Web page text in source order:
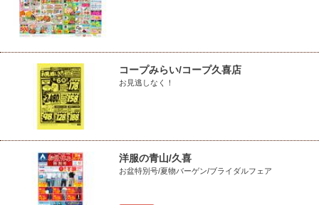
コープみらい/コープ久喜店
お見逃しなく！
洋服の青山/久喜
お盆特別号/夏物バーゲン/ブライダルフェア